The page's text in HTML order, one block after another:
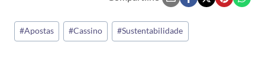
Tags
do
#Apostas #Cassino #Sustentabilidade